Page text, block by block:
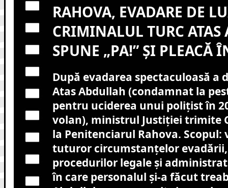
RAHOVA, EVADARE DE
CRIMINALUL TURC
SPUNE „PA!” ȘI PLEACĂ
După evadarea spectaculoasă
Atas Abdullah (condamnat la
pentru uciderea unui polițist în
volan), ministrul Justiției trimite
la Penitenciarul Rahova. Scopul:
tuturor circumstanțelor
procedurilor legale și
în care personalul și-a făcut